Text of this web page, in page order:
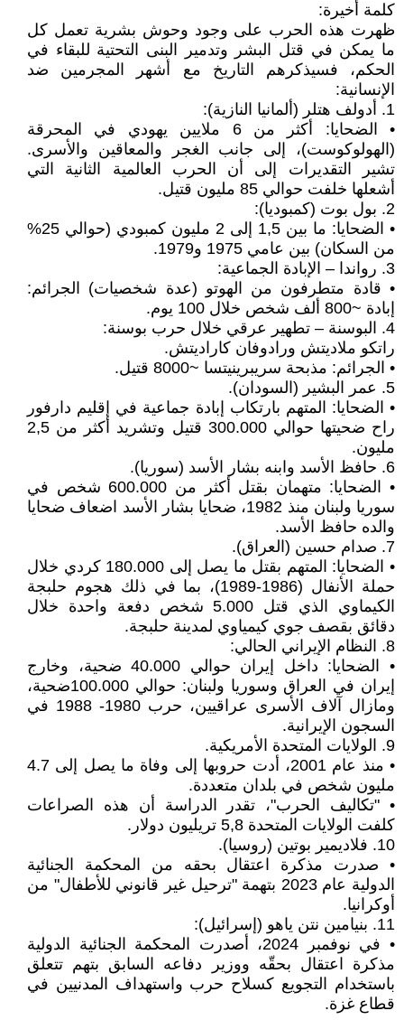
كلمة أخيرة:
ظهرت هذه الحرب على وجود وحوش بشرية تعمل كل
ما يمكن في قتل البشر وتدمير البنى التحتية للبقاء في
الحكم، فسيذكرهم التاريخ مع أشهر المجرمين ضد
الإنسانية:
1. أدولف هتلر (ألمانيا النازية):
• الضحايا: أكثر من 6 ملايين يهودي في المحرقة
(الهولوكوست)، إلى جانب الغجر والمعاقين والأسرى.
تشير التقديرات إلى أن الحرب العالمية الثانية التي
أشعلها خلفت حوالي 85 مليون قتيل.
2. بول بوت (كمبوديا):
• الضحايا: ما بين 1,5 إلى 2 مليون كمبودي (حوالي 25%
من السكان) بين عامي 1975 و1979.
3. رواندا – الإبادة الجماعية:
• قادة متطرفون من الهوتو (عدة شخصيات) الجرائم:
إبادة ~800 ألف شخص خلال 100 يوم.
4. البوسنة – تطهير عرقي خلال حرب بوسنة:
راتكو ملاديتش ورادوفان كاراديتش.
• الجرائم: مذبحة سريبرينيتسا ~8000 قتيل.
5. عمر البشير (السودان).
• الضحايا: المتهم بارتكاب إبادة جماعية في إقليم دارفور
راح ضحيتها حوالي 300.000 قتيل وتشريد أكثر من 2,5
مليون.
6. حافظ الأسد وابنه بشار الأسد (سوريا).
• الضحايا: متهمان بقتل أكثر من 600.000 شخص في
سوريا ولبنان منذ 1982، ضحايا بشار الأسد اضعاف ضحايا
والده حافظ الأسد.
7. صدام حسين (العراق).
• الضحايا: المتهم بقتل ما يصل إلى 180.000 كردي خلال
حملة الأنفال (1986-1989)، بما في ذلك هجوم حلبجة
الكيماوي الذي قتل 5.000 شخص دفعة واحدة خلال
دقائق بقصف جوي كيمياوي لمدينة حلبجة.
8. النظام الإيراني الحالي:
• الضحايا: داخل إيران حوالي 40.000 ضحية، وخارج
إيران في العراق وسوريا ولبنان: حوالي 100.000ضحية،
ومازال آلاف الأسرى عراقيين، حرب 1980- 1988 في
السجون الإيرانية.
9. الولايات المتحدة الأمريكية.
• منذ عام 2001، أدت حروبها إلى وفاة ما يصل إلى 4.7
مليون شخص في بلدان متعددة.
• "تكاليف الحرب"، تقدر الدراسة أن هذه الصراعات
كلفت الولايات المتحدة 5,8 تريليون دولار.
10. فلاديمير بوتين (روسيا).
• صدرت مذكرة اعتقال بحقه من المحكمة الجنائية
الدولية عام 2023 بتهمة "ترحيل غير قانوني للأطفال" من
أوكرانيا.
11. بنيامين نتن ياهو (إسرائيل):
• في نوفمبر 2024، أصدرت المحكمة الجنائية الدولية
مذكرة اعتقال بحقّه ووزير دفاعه السابق بتهم تتعلق
باستخدام التجويع كسلاح حرب واستهداف المدنيين في
قطاع غزة.